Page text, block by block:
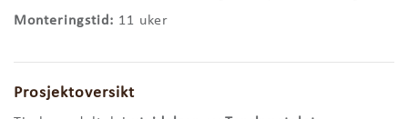
Monteringstid: 11 uker
Prosjektoversikt